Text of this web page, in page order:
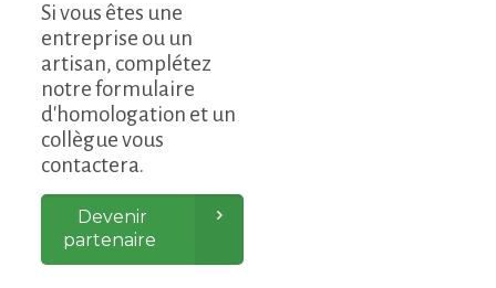
Si vous êtes une
entreprise ou un
artisan, complétez
notre formulaire
d'homologation et un
collègue vous
contactera.
Devenir
partenaire